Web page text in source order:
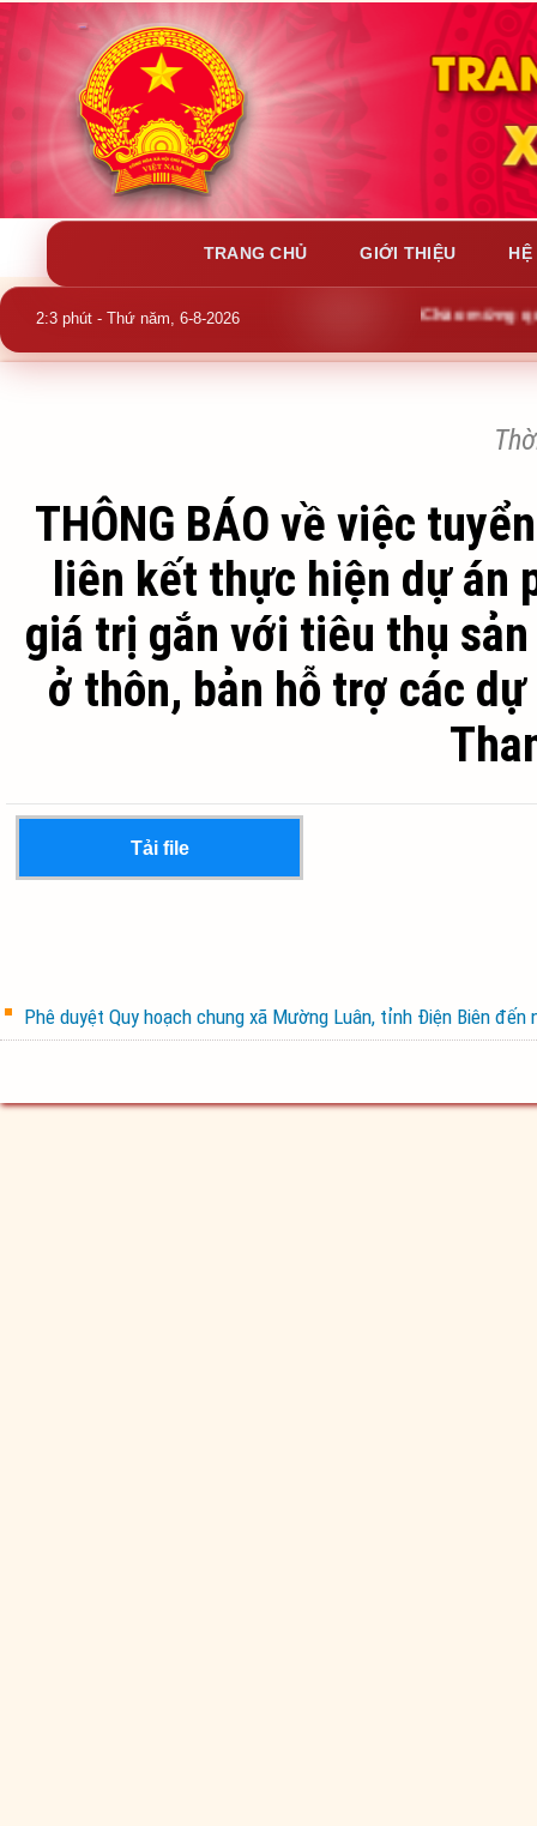
TRANG CHỦ GIỚI THIỆU HỆ
2:3 phút - Thứ năm, 6-8-2026 Chào mừng
THÔNG BÁO về việc
liên kết thực hiện dự án
giá trị gắn với tiêu thụ
ở thôn, bản hỗ trợ các
Tải file
Phê duyệt Quy hoạch chung xã Mường Luân, tỉnh Điện Biên đến